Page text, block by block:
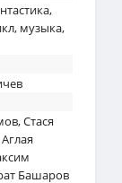
,
, музыка,
,Стася
Аглая
Башаров